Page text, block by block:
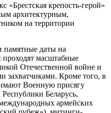
«Брестская крепость-герой»
архитектурным,
на территории
памятные даты на
проходят масштабные
Отечественной войне и
захватчиками. Кроме того, в
Военную присягу
Беларусь,
армейских